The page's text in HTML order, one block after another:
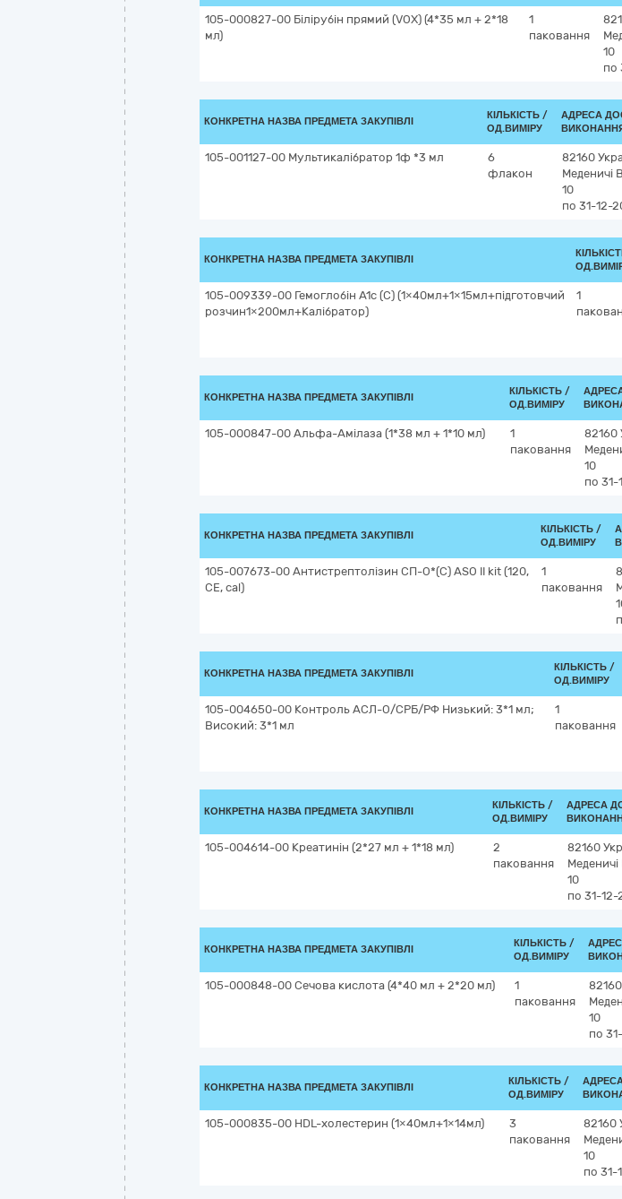
105-000827-00 Білірубін прямий (VOX) (4*35 мл + 2*18
мл)
1
паковання
10
по
КОНКРЕТНА НАЗВА ПРЕДМЕТА ЗАКУПІВЛІ
КІЛЬКІСТЬ /
ОД.ВИМІРУ
АДРЕСА
105-001127-00 Мультикалібратор 1ф *3 мл
6
флакон
82160
Меденичі
10
по 31-12-
КОНКРЕТНА НАЗВА ПРЕДМЕТА ЗАКУПІВЛІ
105-009339-00 Гемоглобін A1c (С) (1×40мл+1×15мл+підготовчий
розчин1×200мл+Калібратор)
1
КОНКРЕТНА НАЗВА ПРЕДМЕТА ЗАКУПІВЛІ
КІЛЬКІСТЬ /
ОД.ВИМІРУ
105-000847-00 Альфа-Амілаза (1*38 мл + 1*10 мл)
1
паковання
82160
10
по 31-
КОНКРЕТНА НАЗВА ПРЕДМЕТА ЗАКУПІВЛІ
КІЛЬКІСТЬ /
ОД.ВИМІРУ
105-007673-00 Антистрептолізин СП-O*(C) ASO II kit (120,
CE, cal)
1
паковання
КОНКРЕТНА НАЗВА ПРЕДМЕТА ЗАКУПІВЛІ
КІЛЬКІСТЬ /
ОД.ВИМІРУ
105-004650-00 Контроль АСЛ-О/СРБ/РФ Низький: 3*1 мл;
Високий: 3*1 мл
1
паковання
КОНКРЕТНА НАЗВА ПРЕДМЕТА ЗАКУПІВЛІ
КІЛЬКІСТЬ /
ОД.ВИМІРУ
АДРЕСА
105-004614-00 Креатинін (2*27 мл + 1*18 мл)
2
паковання
82160
Меденичі
10
по 31-12-
КОНКРЕТНА НАЗВА ПРЕДМЕТА ЗАКУПІВЛІ
КІЛЬКІСТЬ /
ОД.ВИМІРУ
105-000848-00 Сечова кислота (4*40 мл + 2*20 мл)
1
паковання
82160
10
по
КОНКРЕТНА НАЗВА ПРЕДМЕТА ЗАКУПІВЛІ
КІЛЬКІСТЬ /
ОД.ВИМІРУ
105-000835-00 HDL-холестерин (1×40мл+1×14мл)
3
паковання
82160
10
по 31-